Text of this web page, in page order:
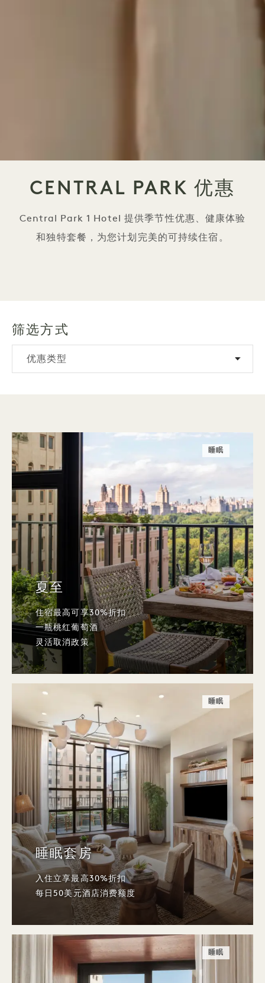
CENTRAL PARK 优惠
Central Park 1 Hotel 提供季节性优惠、健康体验
和独特套餐，为您计划完美的可持续住宿。
筛选方式
优惠类型
睡眠
夏至
住宿最高可享30%折扣
一瓶桃红葡萄酒
灵活取消政策
睡眠
睡眠套房
入住立享最高30%折扣
每日50美元酒店消费额度
睡眠